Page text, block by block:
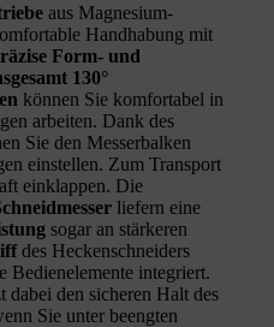
aus Magnesium-
Handhabung mit
Form- und
130°
können Sie komfortabel in
arbeiten. Dank des
Sie den Messerbalken
einstellen. Zum Transport
einklappen. Die
liefern eine
sogar an stärkeren
des Heckenschneiders
integriert.
dabei den sicheren Halt des
Sie unter beengten